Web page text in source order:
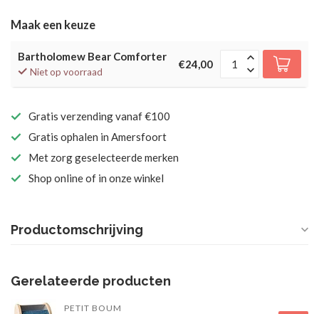
Maak een keuze
Bartholomew Bear Comforter
Niet op voorraad
€24,00
Gratis verzending vanaf €100
Gratis ophalen in Amersfoort
Met zorg geselecteerde merken
Shop online of in onze winkel
Productomschrijving
Gerelateerde producten
PETIT BOUM